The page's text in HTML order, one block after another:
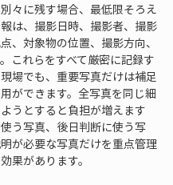
々に残す場合、最低限そろえ
は、撮影日時、撮影者、撮影
、対象物の位置、撮影方向、
これらをすべて厳密に記録す
場でも、重要写真だけは補足
ができます。全写真を同じ細
うとすると負担が増えます
う写真、後日判断に使う写
が必要な写真だけを重点管理
果があります。